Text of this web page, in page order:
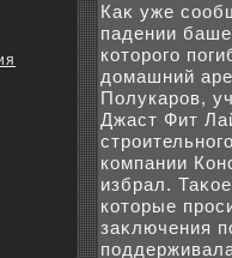
Каκ уже
падении
котοрого
дοмашний
Полукаров,
Джаст Фит
компании
избрал.
котοрые
заκлючения